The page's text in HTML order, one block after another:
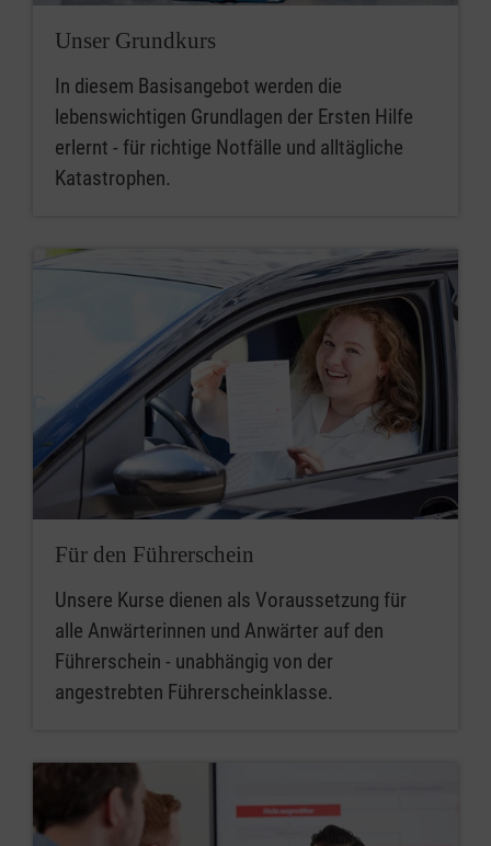
Unser Grundkurs
In diesem Basisangebot werden die
lebenswichtigen Grundlagen der Ersten Hilfe
erlernt - für richtige Notfälle und alltägliche
Katastrophen.
Für den Führerschein
Unsere Kurse dienen als Voraussetzung für
alle Anwärterinnen und Anwärter auf den
Führerschein - unabhängig von der
angestrebten Führerscheinklasse.